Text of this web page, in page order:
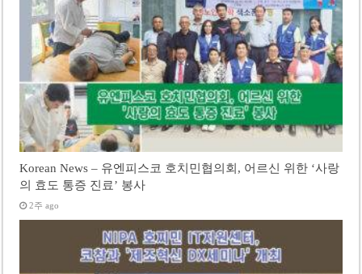
Korean News – 유엔피스코 호치민협의회, 어르신 위한 ‘사랑
의 효도 통증 진료’ 봉사
2주 ago